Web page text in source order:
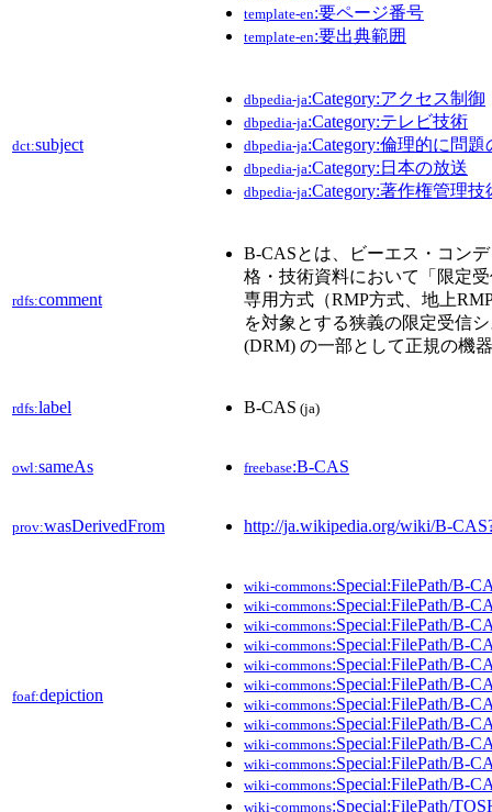
template-en:要ページ番号
template-en:要出典範囲
dct:subject
dbpedia-ja:Category:アクセス制御
dbpedia-ja:Category:テレビ技術
dbpedia-ja:Category:倫理的に問
dbpedia-ja:Category:日本の放送
dbpedia-ja:Category:著作権管理技
rdfs:comment
B-CASとは、ビーエス・コン
格・技術資料において「限定
専用方式（RMP方式、地上
を対象とする狭義の限定受信
(DRM) の一部として正規の機
rdfs:label B-CAS (ja)
owl:sameAs freebase:B-CAS
prov:wasDerivedFrom http://ja.wikipedia.org/wiki/B-
foaf:depiction
wiki-commons:Special:FilePath/B-
wiki-commons:Special:FilePath/B-
wiki-commons:Special:FilePath/B-
wiki-commons:Special:FilePath/B-
wiki-commons:Special:FilePath/B-
wiki-commons:Special:FilePath/B-
wiki-commons:Special:FilePath/B-
wiki-commons:Special:FilePath/B-
wiki-commons:Special:FilePath/B-
wiki-commons:Special:FilePath/B-
wiki-commons:Special:FilePath/B-
wiki-commons:Special:FilePath/